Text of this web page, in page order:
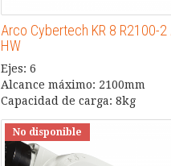
Arco Cybertech KR 8 R2100-2
HW
Ejes: 6
Alcance máximo: 2100mm
Capacidad de carga: 8kg
No disponible